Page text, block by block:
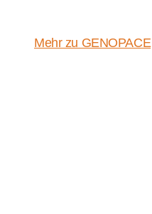
Mehr zu GENOPACE